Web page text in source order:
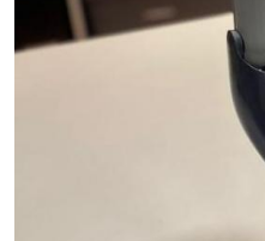
Banco Central do Brasil